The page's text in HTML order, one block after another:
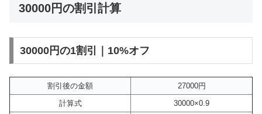
30000円の割引計算
30000円の1割引｜10%オフ
割引後の金額
27000円
計算式
30000×0.9